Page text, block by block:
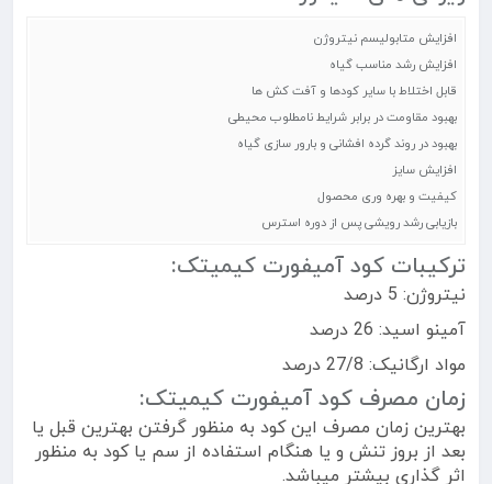
افزایش متابولیسم نیتروژن
افزایش رشد مناسب گیاه
قابل اختلاط با سایر کودها و آفت کش ها
بهبود مقاومت در برابر شرایط نامطلوب محیطی
بهبود در روند گرده افشانی و بارور سازی گیاه
افزایش سایز
کیفیت و بهره وری محصول
بازیابی رشد رویشی پس از دوره استرس
ترکیبات کود آمیفورت کیمیتک:
نیتروژن: 5 درصد
آمینو اسید: 26 درصد
مواد ارگانیک: 27/8 درصد
زمان مصرف کود آمیفورت کیمیتک:
بهترین زمان مصرف این کود به منظور گرفتن بهترین قبل یا
بعد از بروز تنش و یا هنگام استفاده از سم یا کود به منظور
اثر گذاری بیشتر میباشد.